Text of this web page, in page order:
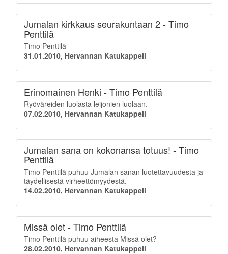
Jumalan kirkkaus seurakuntaan 2 - Timo
Penttilä
Timo Penttilä
31.01.2010, Hervannan Katukappeli
Erinomainen Henki - Timo Penttilä
Ryöväreiden luolasta leijonien luolaan.
07.02.2010, Hervannan Katukappeli
Jumalan sana on kokonansa totuus! - Timo
Penttilä
Timo Penttilä puhuu Jumalan sanan luotettavuudesta ja
täydellisestä virheettömyydestä.
14.02.2010, Hervannan Katukappeli
Missä olet - Timo Penttilä
Timo Penttilä puhuu aiheesta Missä olet?
28.02.2010, Hervannan Katukappeli